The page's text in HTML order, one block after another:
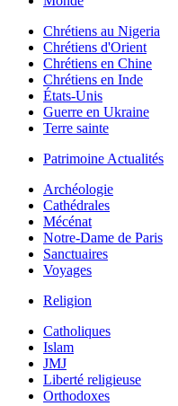
Chrétiens au Nigeria
Chrétiens d'Orient
Chrétiens en Chine
Chrétiens en Inde
États-Unis
Guerre en Ukraine
Terre sainte
Patrimoine Actualités
Archéologie
Cathédrales
Mécénat
Notre-Dame de Paris
Sanctuaires
Voyages
Religion
Catholiques
Islam
JMJ
Liberté religieuse
Orthodoxes